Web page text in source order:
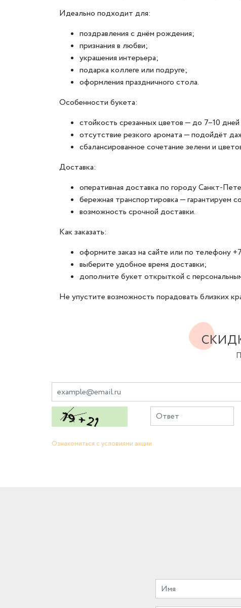
Идеально подходит для:
поздравления с днём рождения;
признания в любви;
украшения интерьера;
подарка коллеге или подруге;
оформления праздничного стола.
Особенности букета:
стойкость срезанных цветов — до 7–10
отсутствие резкого аромата — подойдёт
сбалансированное сочетание зелени и
Доставка:
оперативная доставка по городу Санкт-
бережная транспортировка — гарантируем
возможность срочной доставки.
Как заказать:
оформите заказ на сайте или по телефону
выберите удобное время доставки;
дополните букет открыткой с
Не упустите возможность порадовать близких
Ознакомиться с условиями акции